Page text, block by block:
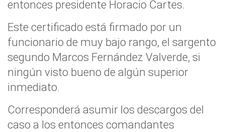
entonces presidente Horacio Cartes.
Este certificado está firmado por un
funcionario de muy bajo rango, el sargento
segundo Marcos Fernández Valverde, si
ningún visto bueno de algún superior
inmediato.
Corresponderá asumir los descargos del
caso a los entonces comandantes